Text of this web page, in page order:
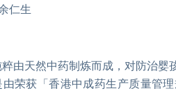
仁生
由天然中药制炼而成，对防治婴
荣获「香港中成药生产质量管